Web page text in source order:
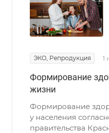
ЭКО, Репродукция 1
Формирование
жизни
Формирование
у населения
правительства